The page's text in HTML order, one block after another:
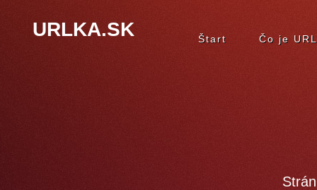
URLKA.SK Štart Čo je